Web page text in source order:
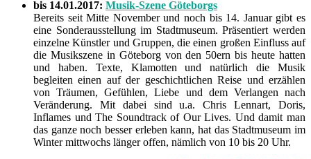
bis 14.01.2017: Musik-Szene Göteborgs
Bereits seit Mitte November und noch bis 14. Januar gibt es
eine Sonderausstellung im Stadtmuseum. Präsentiert werden
einzelne Künstler und Gruppen, die einen großen Einfluss auf
die Musikszene in Göteborg von den 50ern bis heute hatten
und haben. Texte, Klamotten und natürlich die Musik
begleiten einen auf der geschichtlichen Reise und erzählen
von Träumen, Gefühlen, Liebe und dem Verlangen nach
Veränderung. Mit dabei sind u.a. Chris Lennart, Doris,
Inflames und The Soundtrack of Our Lives. Und damit man
das ganze noch besser erleben kann, hat das Stadtmuseum im
Winter mittwochs länger offen, nämlich von 10 bis 20 Uhr.